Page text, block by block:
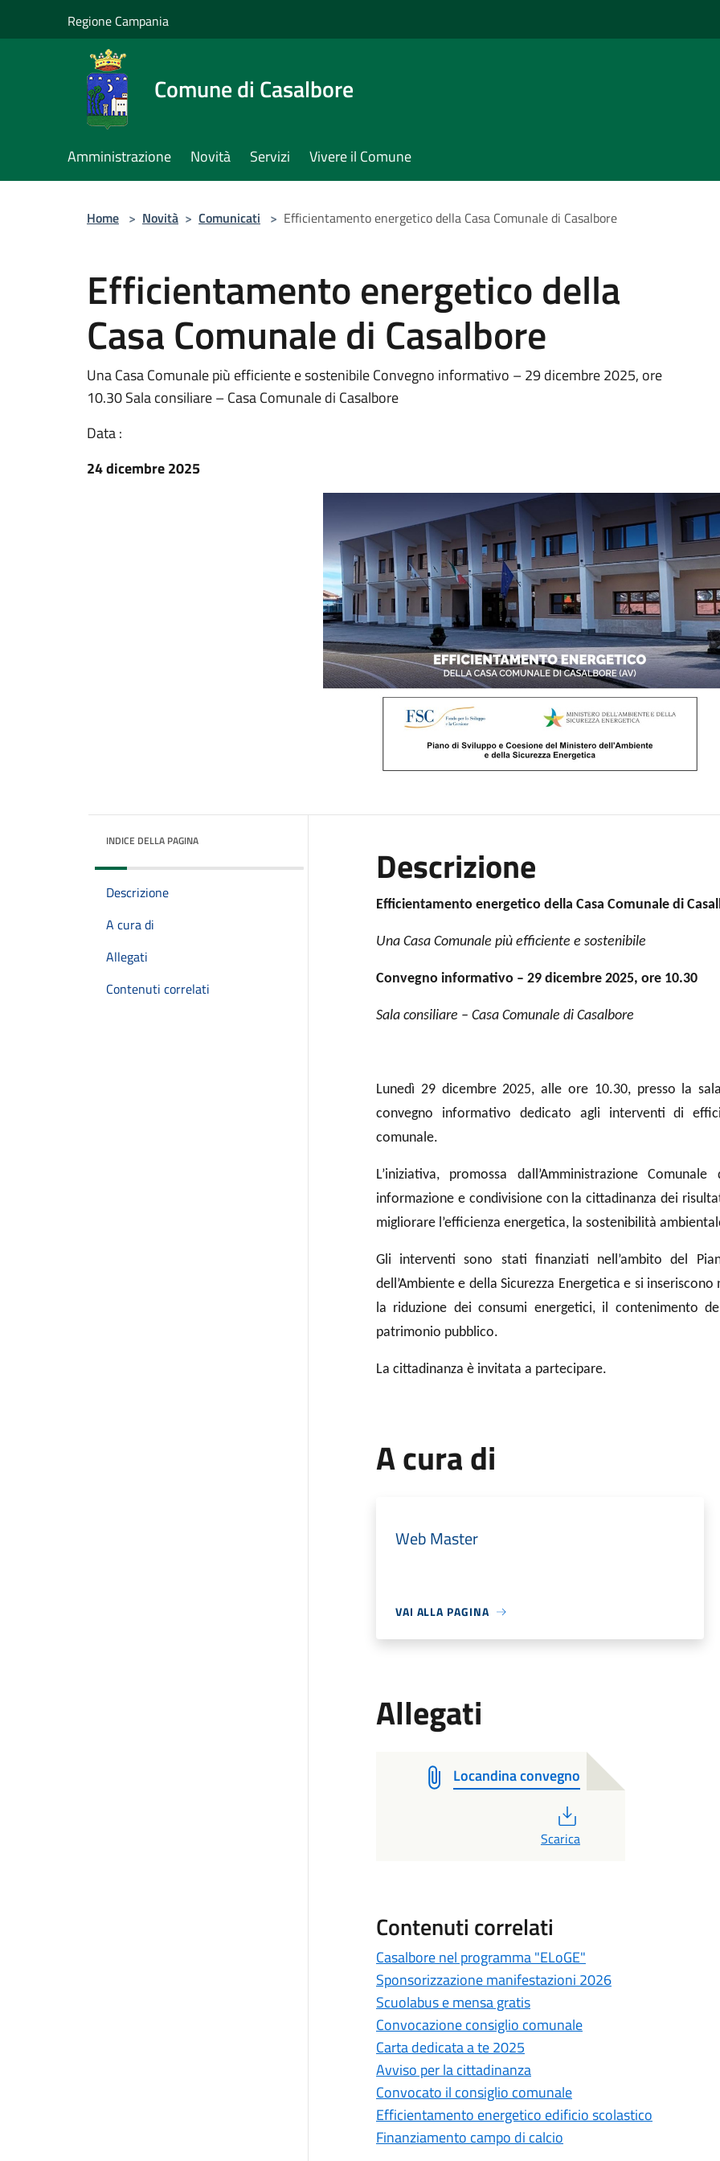
Regione Campania
Comune di Casalbore
Amministrazione Novità Servizi Vivere il Comune
Home > Novità > Comunicati > Efficientamento energetico della Casa Comunale di Casalbore
Efficientamento energetico della
Casa Comunale di Casalbore
Una Casa Comunale più efficiente e sostenibile Convegno informativo – 29 dicembre 2025, ore
10.30 Sala consiliare – Casa Comunale di Casalbore
Data :
24 dicembre 2025
INDICE DELLA PAGINA
Descrizione
A cura di
Allegati
Contenuti correlati
Descrizione
Efficientamento energetico della Casa Comunale di
Una Casa Comunale più efficiente e sostenibile
Convegno informativo – 29 dicembre 2025, ore 10.30
Sala consiliare – Casa Comunale di Casalbore
Lunedì 29 dicembre 2025, alle ore 10.30, presso la
convegno informativo dedicato agli interventi di
comunale.
L’iniziativa, promossa dall’Amministrazione
informazione e condivisione con la cittadinanza dei
migliorare l’efficienza energetica, la sostenibilità
Gli interventi sono stati finanziati nell’ambito del
dell’Ambiente e della Sicurezza Energetica e si
la riduzione dei consumi energetici, il contenimento
patrimonio pubblico.
La cittadinanza è invitata a partecipare.
A cura di
Web Master
VAI ALLA PAGINA
Allegati
Locandina convegno
Scarica
Contenuti correlati
Casalbore nel programma "ELoGE"
Sponsorizzazione manifestazioni 2026
Scuolabus e mensa gratis
Convocazione consiglio comunale
Carta dedicata a te 2025
Avviso per la cittadinanza
Convocato il consiglio comunale
Efficientamento energetico edificio scolastico
Finanziamento campo di calcio